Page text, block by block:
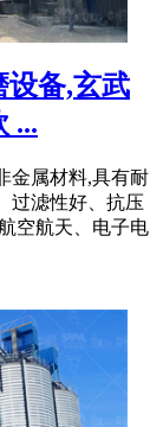
设备,玄武
...
金属材料,具有耐
过滤性好、抗压
空航天、电子电